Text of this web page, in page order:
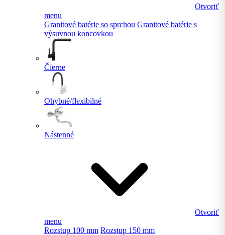
Otvoriť
menu
Granitové batérie so sprchou Granitové batérie s
výsuvnou koncovkou
Čierne
Ohybné/flexibilné
Nástenné
Otvoriť
menu
Rozstup 100 mm Rozstup 150 mm